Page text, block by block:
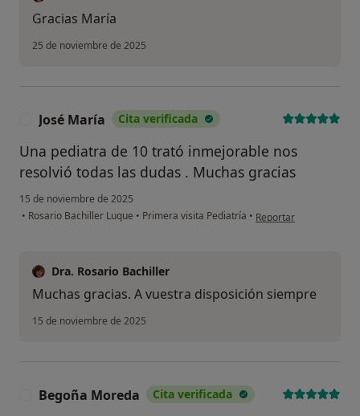
Gracias María
25 de noviembre de 2025
José María Cita verificada
Una pediatra de 10 trató inmejorable nos
resolvió todas las dudas . Muchas gracias
15 de noviembre de 2025
• Rosario Bachiller Luque • Primera visita Pediatría • en opinión del usuario
Reportar
Dra. Rosario Bachiller
Muchas gracias. A vuestra disposición siempre
15 de noviembre de 2025
Begoña Moreda Cita verificada